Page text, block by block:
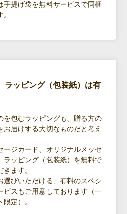
手提げ袋を無料サービスで同梱
ラッピング（包装紙）は有
を包むラッピングも、贈る方の
お届けする大切なものだと考え
ージカード、オリジナルメッセ
ラッピング（包装紙）を無料で
ます。
びいただける、有料のスペシ
ビスもご用意しております（一
定）。